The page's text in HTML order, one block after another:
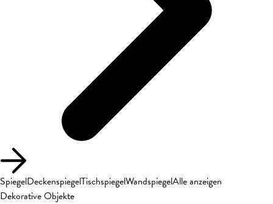
SpiegelDeckenspiegelTischspiegelWandspiegelAlle anzeigen
Dekorative Objekte